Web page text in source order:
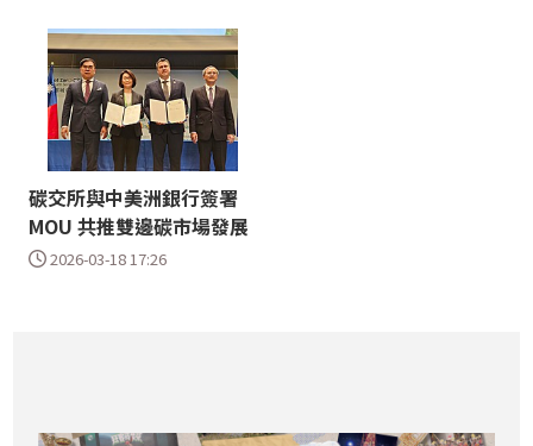
碳交所與中美洲銀行簽署
MOU 共推雙邊碳市場發展
2026-03-18 17:26